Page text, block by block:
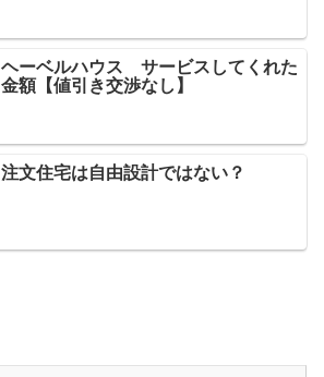
ヘーベルハウス サービスしてくれた
金額【値引き交渉なし】
注文住宅は自由設計ではない？